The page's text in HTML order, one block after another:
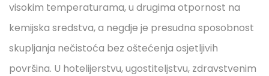
visokim temperaturama, u drugima otpornost na
kemijska sredstva, a negdje je presudna sposobnost
skupljanja nečistoća bez oštećenja osjetljivih
površina. U hotelijerstvu, ugostiteljstvu, zdravstvenim